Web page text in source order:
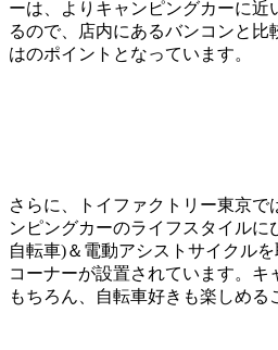
ーは、よりキャンピングカーに近
るので、店内にあるバンコンと
はのポイントとなっています。
さらに、トイファクトリー東京で
ンピングカーのライフスタイルに
自転車)＆電動アシストサイクルを
コーナーが設置されています。キ
もちろん、自転車好きも楽しめる